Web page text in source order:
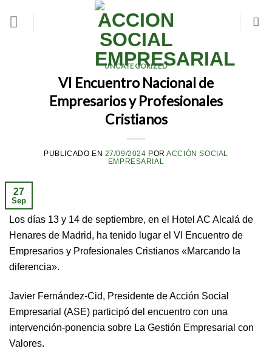
UNCATEGORIZED
VI Encuentro Nacional de
Empresarios y Profesionales
Cristianos
PUBLICADO EN 27/09/2024 PORACCIÓN SOCIAL
EMPRESARIAL
27
Sep
Los días 13 y 14 de septiembre, en el Hotel AC Alcalá de
Henares de Madrid, ha tenido lugar el VI Encuentro de
Empresarios y Profesionales Cristianos «Marcando la
diferencia».
Javier Fernández-Cid, Presidente de Acción Social
Empresarial (ASE) participó del encuentro con una
intervención-ponencia sobre La Gestión Empresarial con
Valores.